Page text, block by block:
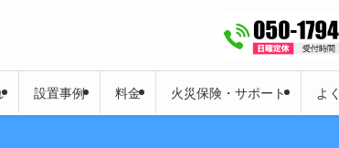
設置事例 料金 火災保険・サポート よ